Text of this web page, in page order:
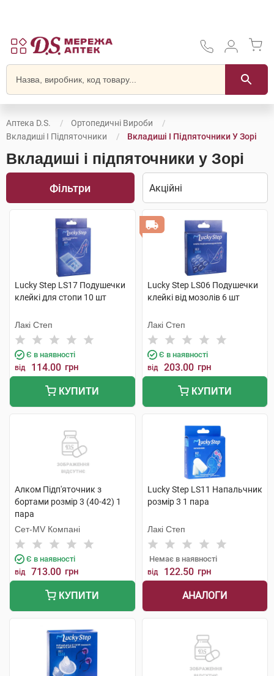
Аптека D.S.
Ортопедичні Вироби
Вкладиші І Підпяточники
Вкладиші І Підпяточники У Зорі
Вкладиші і підпяточники у Зорі
Фільтри
Lucky Step LS17 Подушечки
клейкі для стопи 10 шт
Лакі Степ
Є в наявності
від 114.00 грн
КУПИТИ
Lucky Step LS06 Подушечки
клейкі від мозолів 6 шт
Лакі Степ
Є в наявності
від 203.00 грн
КУПИТИ
Алком Підп'яточник з
бортами розмір 3 (40-42) 1
пара
Сет-MV Компані
Є в наявності
від 713.00 грн
КУПИТИ
Lucky Step LS11 Напальчник
розмір 3 1 пара
Лакі Степ
Немає в наявності
від 122.50 грн
АНАЛОГИ